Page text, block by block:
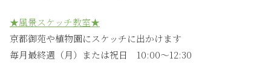
★風景スケッチ教室★
京都御苑や植物園にスケッチに出かけます
毎月最終週（月）または祝日 10:00〜12:30